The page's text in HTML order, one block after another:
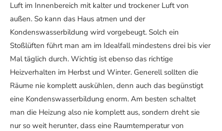
Luft im Innenbereich mit kalter und trockener Luft von
außen. So kann das Haus atmen und der
Kondenswasserbildung wird vorgebeugt. Solch ein
Stoßlüften führt man am im Idealfall mindestens drei bis vier
Mal täglich durch. Wichtig ist ebenso das richtige
Heizverhalten im Herbst und Winter. Generell sollten die
Räume nie komplett auskühlen, denn auch das begünstigt
eine Kondenswasserbildung enorm. Am besten schaltet
man die Heizung also nie komplett aus, sondern dreht sie
nur so weit herunter, dass eine Raumtemperatur von